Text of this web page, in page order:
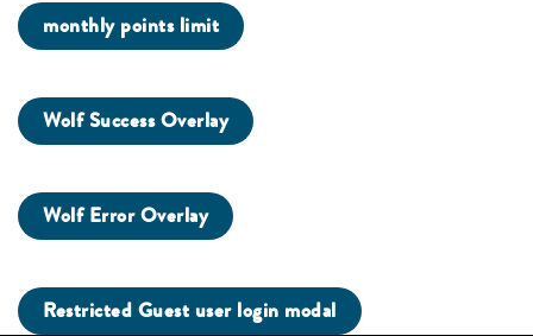
monthly points limit
Wolf Success Overlay
Wolf Error Overlay
Restricted Guest user login modal